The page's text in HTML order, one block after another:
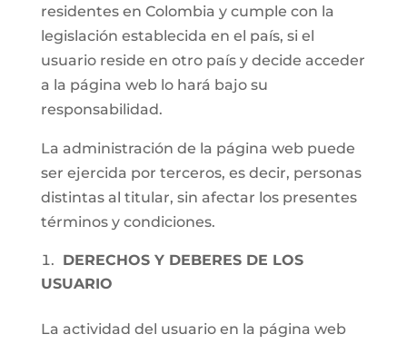
residentes en Colombia y cumple con la
legislación establecida en el país, si el
usuario reside en otro país y decide acceder
a la página web lo hará bajo su
responsabilidad.
La administración de la página web puede
ser ejercida por terceros, es decir, personas
distintas al titular, sin afectar los presentes
términos y condiciones.
DERECHOS Y DEBERES DE LOS
USUARIO
La actividad del usuario en la página web